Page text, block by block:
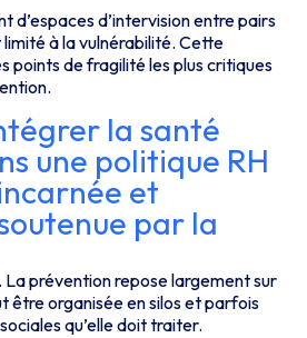
d’espaces d’intervision entre pairs
limité à la vulnérabilité. Cette
points de fragilité les plus critiques
la santé
une politique RH
et
par la
prévention repose largement sur
être organisée en silos et parfois
qu’elle doit traiter.